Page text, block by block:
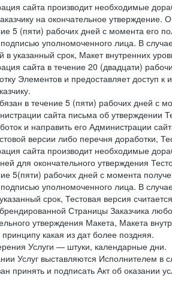
сайта производит необходимые
на окончательное
5 (пяти) рабочих дней с момента его
уполномоченного лица. В
в указанный срок, Макет внутренних
сайта в течение 20 (двадцати)
Элементов и предоставляет доступ
в течение 5 (пяти) рабочих дней с
сайта письма об утверждении
и направить его Администрации
версии либо перечня доработки,
сайта производит необходимые
ней для окончательного утверждения
5(пяти) рабочих дней с момента
уполномоченного лица. В
срок, Тестовая версия
Страницы Заказчика
утверждения Макета, Макета
принципу какая из дат более поздняя.
Услуги — штуки, календарные дни.
Услуг выставляются Исполнителем в
принять и подписать Акт об оказании